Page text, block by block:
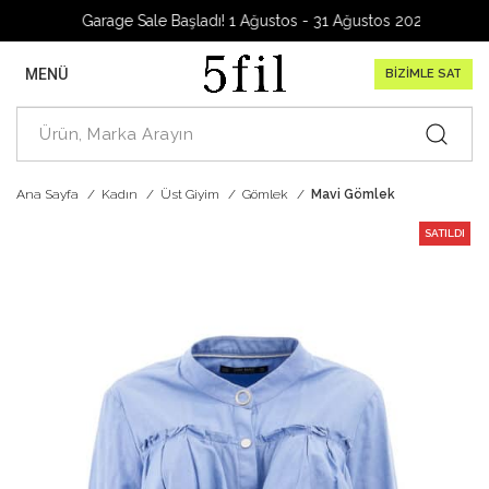
Garage Sale Başladı! 1 Ağustos - 31 Ağustos 2026
MENÜ BİZİMLE SAT
Ana Sayfa Kadın Üst Giyim Gömlek Mavi Gömlek
SATILDI